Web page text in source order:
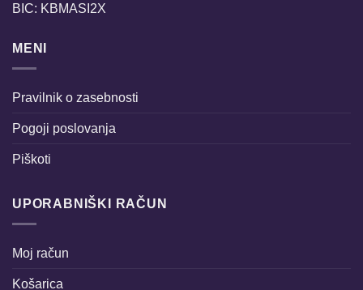
BIC: KBMASI2X
MENI
Pravilnik o zasebnosti
Pogoji poslovanja
Piškoti
UPORABNIŠKI RAČUN
Moj račun
Košarica